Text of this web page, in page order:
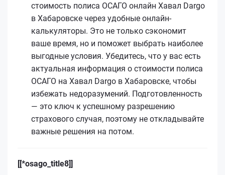
стоимость полиса ОСАГО онлайн Хавал Dargo
в Хабаровске через удобные онлайн-
калькуляторы. Это не только сэкономит
ваше время, но и поможет выбрать наиболее
выгодные условия. Убедитесь, что у вас есть
актуальная информация о стоимости полиса
ОСАГО на Хавал Dargo в Хабаровске, чтобы
избежать недоразумений. Подготовленность
— это ключ к успешному разрешению
страхового случая, поэтому не откладывайте
важные решения на потом.
[[*osago_title8]]